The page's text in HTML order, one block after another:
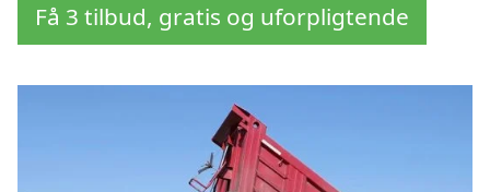
Få 3 tilbud, gratis og uforpligtende